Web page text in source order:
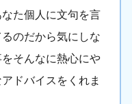
た個人に文句を言
のだから気にしな
そんなに熱心にや
ドバイスをくれま